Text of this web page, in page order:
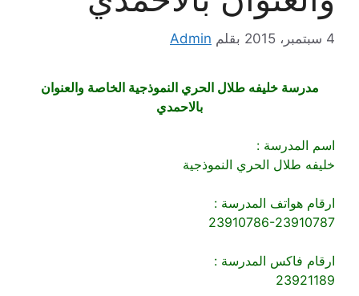
4 سبتمبر، 2015 بقلم Admin
مدرسة خليفه طلال الحري النموذجية الخاصة والعنوان
بالاحمدي
اسم المدرسة :
خليفه طلال الحري النموذجية
ارقام هواتف المدرسة :
23910786-23910787
ارقام فاكس المدرسة :
23921189